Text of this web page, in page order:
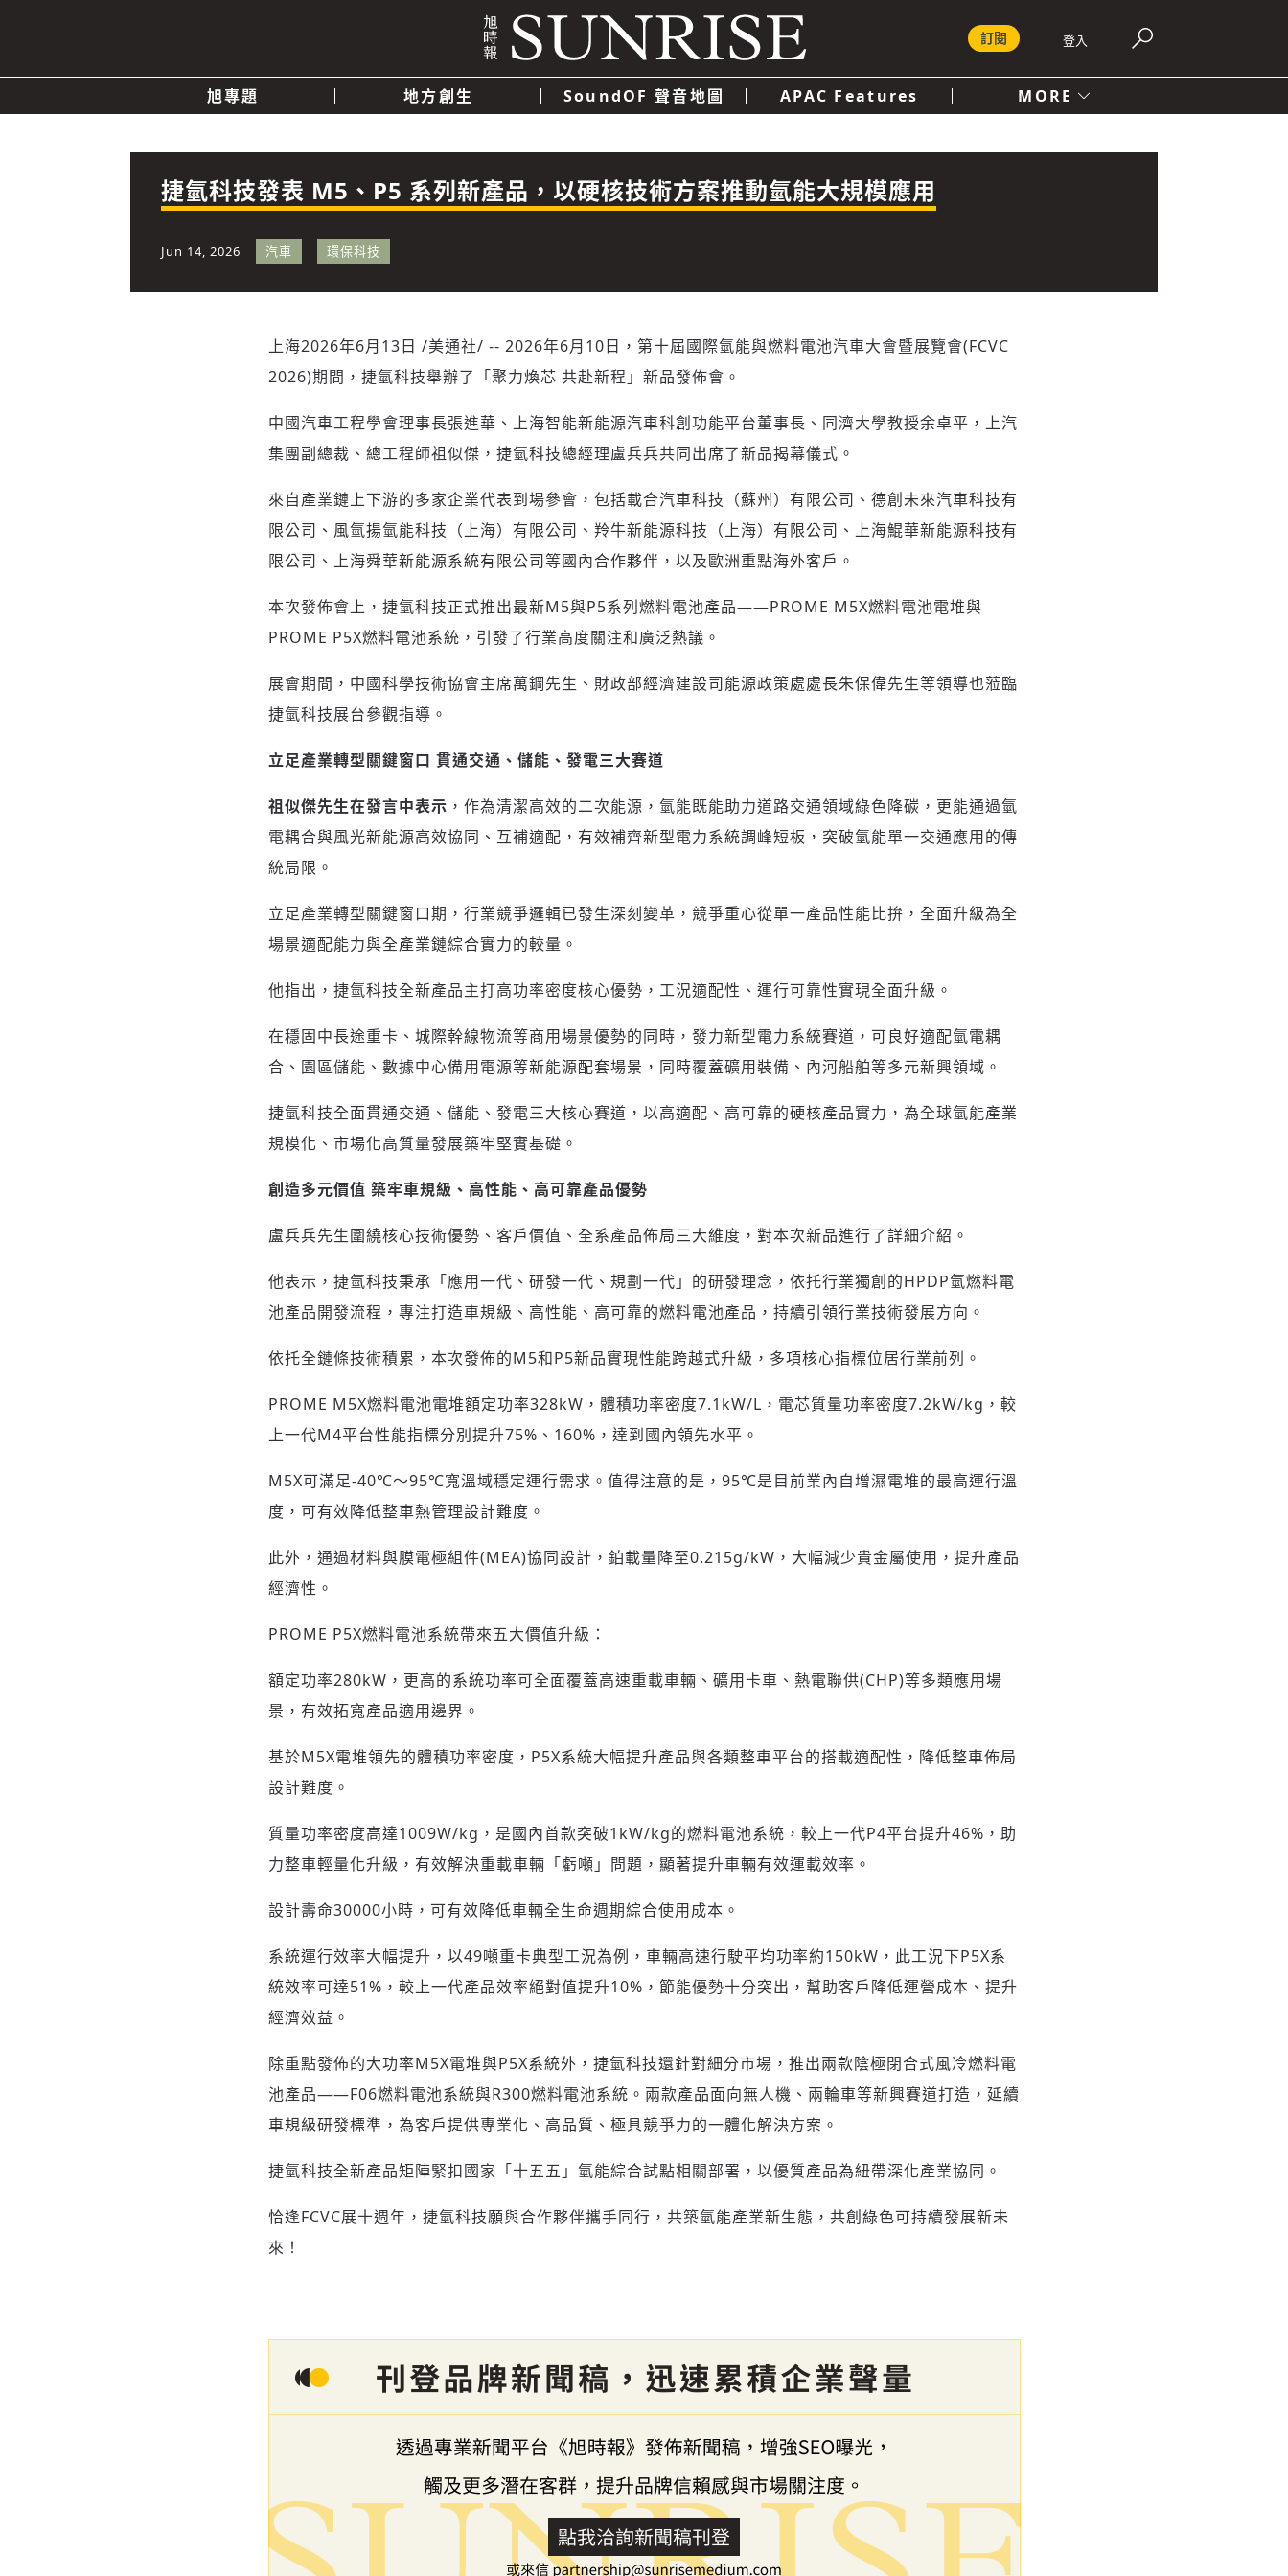
登入
訂閱
旭專題 地方創生 SoundOF 聲音地圖 APAC Features MORE
快速連結
政治 經濟 科技 社會
登入或註冊
歡迎您加入《旭時報》
掌握國際政經脈動
輸入 Email 驗證碼
(十分鐘內有效)
驗證
捷氫科技發表 M5、P5 系列新產品，以硬核技術方案推動氫能大規模應用
Jun 14, 2026 汽車 環保科技
上海2026年6月13日 /美通社/ -- 2026年6月10日，第十屆國際氫能與燃料電池汽車大會暨展覽會(FCVC
2026)期間，捷氫科技舉辦了「聚力煥芯 共赴新程」新品發佈會。
中國汽車工程學會理事長張進華、上海智能新能源汽車科創功能平台董事長、同濟大學教授余卓平，上汽
集團副總裁、總工程師祖似傑，捷氫科技總經理盧兵兵共同出席了新品揭幕儀式。
來自產業鏈上下游的多家企業代表到場參會，包括載合汽車科技（蘇州）有限公司、德創未來汽車科技有
限公司、風氫揚氫能科技（上海）有限公司、羚牛新能源科技（上海）有限公司、上海鯤華新能源科技有
限公司、上海舜華新能源系統有限公司等國內合作夥伴，以及歐洲重點海外客戶。
本次發佈會上，捷氫科技正式推出最新M5與P5系列燃料電池產品——PROME M5X燃料電池電堆與
PROME P5X燃料電池系統，引發了行業高度關注和廣泛熱議。
展會期間，中國科學技術協會主席萬鋼先生、財政部經濟建設司能源政策處處長朱保偉先生等領導也蒞臨
捷氫科技展台參觀指導。
立足產業轉型關鍵窗口 貫通交通、儲能、發電三大賽道
祖似傑先生在發言中表示 ，作為清潔高效的二次能源，氫能既能助力道路交通領域綠色降碳，更能通過氫
電耦合與風光新能源高效協同、互補適配，有效補齊新型電力系統調峰短板，突破氫能單一交通應用的傳
統局限。
立足產業轉型關鍵窗口期，行業競爭邏輯已發生深刻變革，競爭重心從單一產品性能比拚，全面升級為全
場景適配能力與全產業鏈綜合實力的較量。
他指出，捷氫科技全新產品主打高功率密度核心優勢，工況適配性、運行可靠性實現全面升級。
在穩固中長途重卡、城際幹線物流等商用場景優勢的同時，發力新型電力系統賽道，可良好適配氫電耦
合、園區儲能、數據中心備用電源等新能源配套場景，同時覆蓋礦用裝備、內河船舶等多元新興領域。
捷氫科技全面貫通交通、儲能、發電三大核心賽道，以高適配、高可靠的硬核產品實力，為全球氫能產業
規模化、市場化高質量發展築牢堅實基礎。
創造多元價值 築牢車規級、高性能、高可靠產品優勢
盧兵兵先生圍繞核心技術優勢、客戶價值、全系產品佈局三大維度，對本次新品進行了詳細介紹。
他表示，捷氫科技秉承「應用一代、研發一代、規劃一代」的研發理念，依托行業獨創的HPDP氫燃料電
池產品開發流程，專注打造車規級、高性能、高可靠的燃料電池產品，持續引領行業技術發展方向。
依托全鏈條技術積累，本次發佈的M5和P5新品實現性能跨越式升級，多項核心指標位居行業前列。
PROME M5X燃料電池電堆額定功率328kW，體積功率密度7.1kW/L，電芯質量功率密度7.2kW/kg，較
上一代M4平台性能指標分別提升75%、160%，達到國內領先水平。
M5X可滿足-40℃～95℃寬溫域穩定運行需求。值得注意的是，95℃是目前業內自增濕電堆的最高運行溫
度，可有效降低整車熱管理設計難度。
此外，通過材料與膜電極組件(MEA)協同設計，鉑載量降至0.215g/kW，大幅減少貴金屬使用，提升產品
經濟性。
PROME P5X燃料電池系統帶來五大價值升級：
額定功率280kW，更高的系統功率可全面覆蓋高速重載車輛、礦用卡車、熱電聯供(CHP)等多類應用場
景，有效拓寬產品適用邊界。
基於M5X電堆領先的體積功率密度，P5X系統大幅提升產品與各類整車平台的搭載適配性，降低整車佈局
設計難度。
質量功率密度高達1009W/kg，是國內首款突破1kW/kg的燃料電池系統，較上一代P4平台提升46%，助
力整車輕量化升級，有效解決重載車輛「虧噸」問題，顯著提升車輛有效運載效率。
設計壽命30000小時，可有效降低車輛全生命週期綜合使用成本。
系統運行效率大幅提升，以49噸重卡典型工況為例，車輛高速行駛平均功率約150kW，此工況下P5X系
統效率可達51%，較上一代產品效率絕對值提升10%，節能優勢十分突出，幫助客戶降低運營成本、提升
經濟效益。
除重點發佈的大功率M5X電堆與P5X系統外，捷氫科技還針對細分市場，推出兩款陰極閉合式風冷燃料電
池產品——F06燃料電池系統與R300燃料電池系統。兩款產品面向無人機、兩輪車等新興賽道打造，延續
車規級研發標準，為客戶提供專業化、高品質、極具競爭力的一體化解決方案。
捷氫科技全新產品矩陣緊扣國家「十五五」氫能綜合試點相關部署，以優質產品為紐帶深化產業協同。
恰逢FCVC展十週年，捷氫科技願與合作夥伴攜手同行，共築氫能產業新生態，共創綠色可持續發展新未
來！